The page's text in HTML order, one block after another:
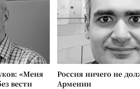
«Меня
вести
Россия ничего не
Армении